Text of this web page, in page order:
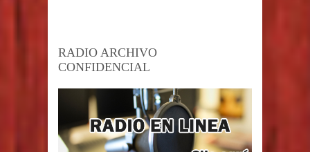
RADIO ARCHIVO
CONFIDENCIAL